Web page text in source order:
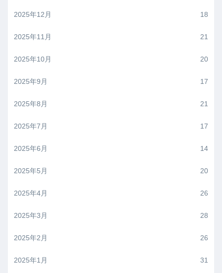
2025年12月 18
2025年11月 21
2025年10月 20
2025年9月 17
2025年8月 21
2025年7月 17
2025年6月 14
2025年5月 20
2025年4月 26
2025年3月 28
2025年2月 26
2025年1月 31